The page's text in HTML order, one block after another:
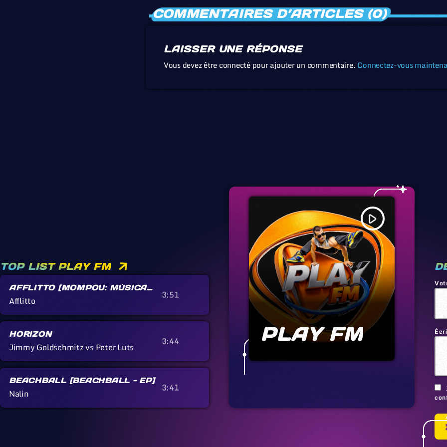
COMMENTAIRES D’ARTICLES (0)
LAISSER UNE RÉPONSE
Vous devez être connecté pour ajouter un commentaire. Connectez-vous
TOP LIST PLAY FM
AFFLITTO [MOMPOU: MÚSICA
CALLADA]
Afflitto 3:51
HORIZON
Jimmy Goldschmitz vs Peter Luts 3:44
BEACHBALL [BEACHBALL - EP]
Nalin 3:41
play_arrow
PLAY FM